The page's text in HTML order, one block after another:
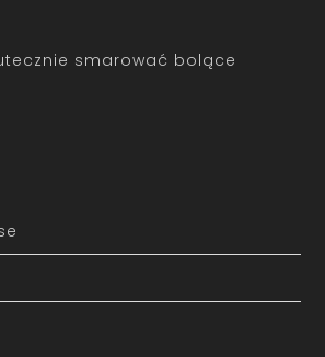
smarować bolące